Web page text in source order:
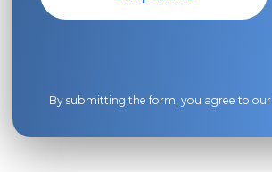
By submitting the form, you agree to our